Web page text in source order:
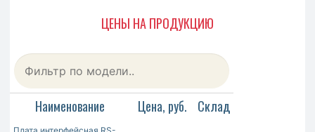
ЦЕНЫ НА ПРОДУКЦИЮ
Наименование Цена, руб. Склад